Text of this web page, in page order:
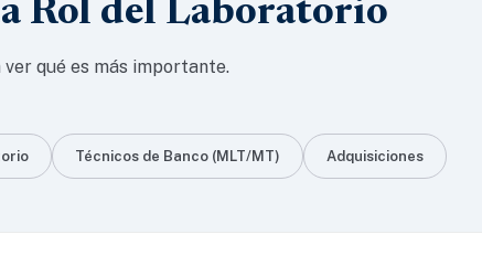
Rol del Laboratorio
qué es más importante.
Técnicos de Banco (MLT/MT) Adquisiciones